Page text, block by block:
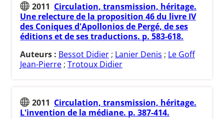
2011 Circulation, transmission, héritage.
Une relecture de la proposition 46 du livre IV
des Coniques d'Apollonios de Pergé, de ses
éditions et de ses traductions. p. 583-618.
Auteurs : Bessot Didier ; Lanier Denis ; Le Goff
Jean-Pierre ; Trotoux Didier
2011 Circulation, transmission, héritage.
L'invention de la médiane. p. 387-414.